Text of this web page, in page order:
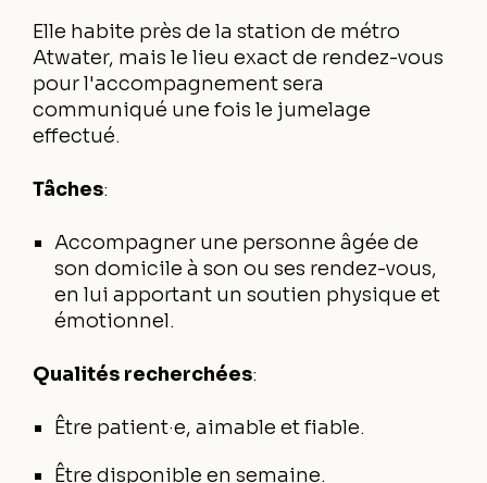
Elle habite près de la station de métro
Atwater, mais le lieu exact de rendez-vous
pour l'accompagnement sera
communiqué une fois le jumelage
effectué.
Tâches:
Accompagner une personne âgée de
son domicile à son ou ses rendez-vous,
en lui apportant un soutien physique et
émotionnel.
Qualités recherchées:
Être patient·e, aimable et fiable.
Être disponible en semaine.